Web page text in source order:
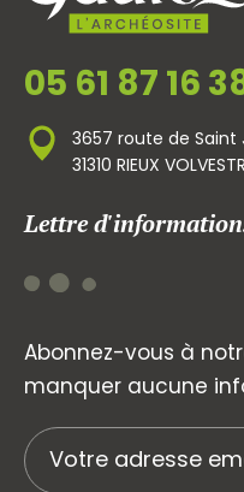
05 61 87 16
3657 route de Saint
31310 RIEUX
Lettre
Abonnez-vous à
manquer aucune